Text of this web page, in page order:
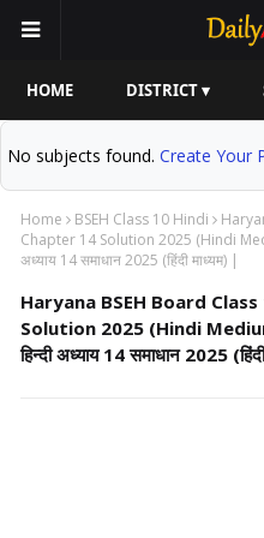
HOME DISTRICT ▾
No subjects found. Create Your
Home BSEH Class 10 Hindi
Chapter 14 Solution 2025 (Hindi
अध्याय 14 समाधान 2025 (हिंदी माध्यम) |
Haryana BSEH Board
Solution 2025 (Hindi Medium) |
हिन्दी अध्याय 14 समाधान 2025